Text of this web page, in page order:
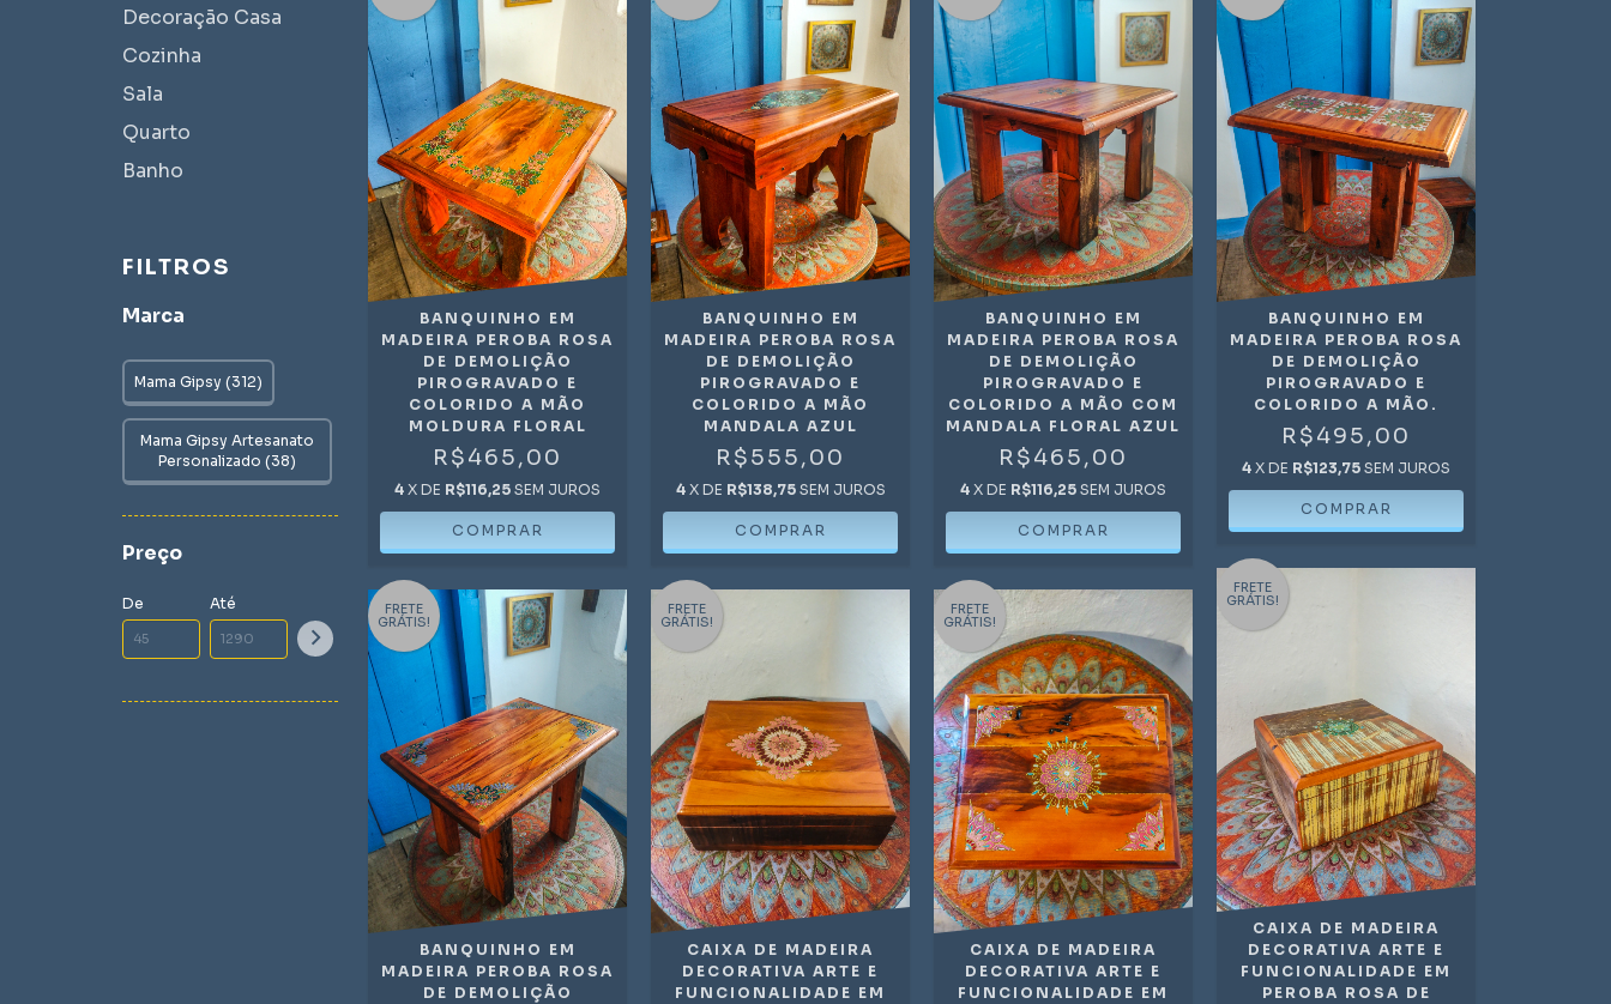
Decoração Casa
Cozinha
Sala
Quarto
Banho
FILTROS
Marca
Mama Gipsy (312)
Mama Gipsy Artesanato
Personalizado (38)
Preço
De Até
BANQUINHO EM
MADEIRA PEROBA ROSA
DE DEMOLIÇÃO
PIROGRAVADO E
COLORIDO A MÃO
MOLDURA FLORAL
R$465,00
4 X DE R$116,25 SEM JUROS
BANQUINHO EM
MADEIRA PEROBA ROSA
DE DEMOLIÇÃO
PIROGRAVADO E
COLORIDO A MÃO
MANDALA AZUL
R$555,00
4 X DE R$138,75 SEM JUROS
BANQUINHO EM
MADEIRA PEROBA ROSA
DE DEMOLIÇÃO
PIROGRAVADO E
COLORIDO A MÃO COM
MANDALA FLORAL AZUL
R$465,00
4 X DE R$116,25 SEM JUROS
BANQUINHO EM
MADEIRA PEROBA ROSA
DE DEMOLIÇÃO
PIROGRAVADO E
COLORIDO A MÃO.
R$495,00
4 X DE R$123,75 SEM JUROS
FRETE
GRÁTIS!
BANQUINHO EM
MADEIRA PEROBA ROSA
DE DEMOLIÇÃO
FRETE
GRÁTIS!
CAIXA DE MADEIRA
DECORATIVA ARTE E
FUNCIONALIDADE EM
FRETE
GRÁTIS!
CAIXA DE MADEIRA
DECORATIVA ARTE E
FUNCIONALIDADE EM
FRETE
GRÁTIS!
CAIXA DE MADEIRA
DECORATIVA ARTE E
FUNCIONALIDADE EM
PEROBA ROSA DE